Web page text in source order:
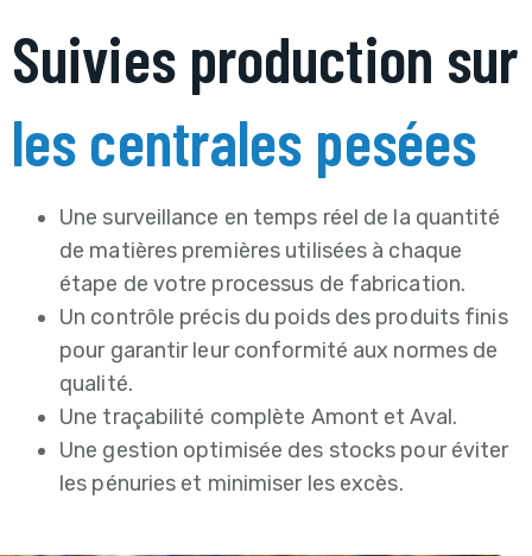
Suivies production sur
les centrales pesées
Une surveillance en temps réel de la quantité
de matières premières utilisées à chaque
étape de votre processus de fabrication.
Un contrôle précis du poids des produits finis
pour garantir leur conformité aux normes de
qualité.
Une traçabilité complète Amont et Aval.
Une gestion optimisée des stocks pour éviter
les pénuries et minimiser les excès.